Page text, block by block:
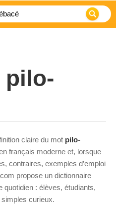
pilo-
claire du mot pilo-
français moderne et, lorsque
contraires, exemples d’emploi
propose un dictionnaire
quotidien : élèves, étudiants,
curieux.